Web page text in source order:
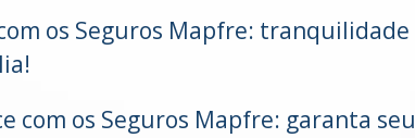
os Seguros Mapfre: tranquilidade
com os Seguros Mapfre: garanta seu